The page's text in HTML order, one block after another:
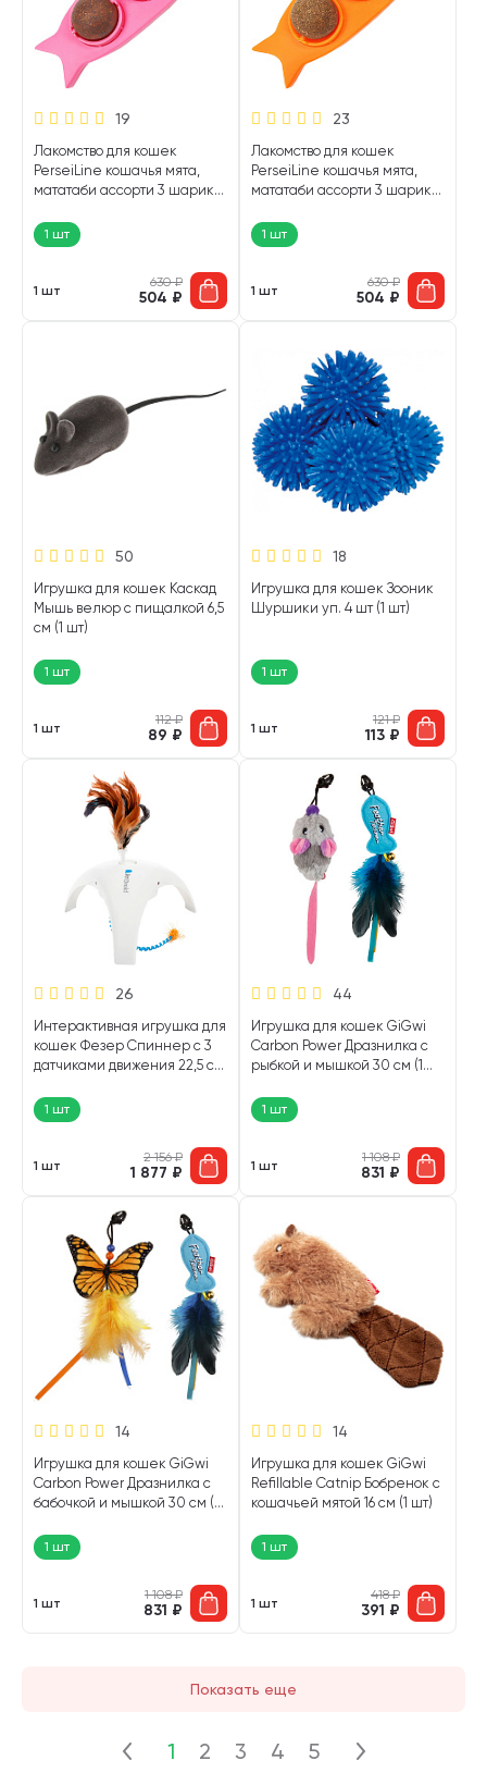
19
Лакомство для кошек
PerseiLine кошачья мята,
мататаби ассорти 3 шарика
1 шт
1 шт
630₽
504 ₽
23
Лакомство для кошек
PerseiLine кошачья мята,
мататаби ассорти 3 шарика
1 шт
1 шт
630₽
504 ₽
50
Игрушка для кошек Каскад
Мышь велюр с пищалкой 6,5
см (1 шт)
1 шт
1 шт
112₽
89 ₽
18
Игрушка для кошек Зооник
Шуршики уп. 4 шт (1 шт)
1 шт
1 шт
121₽
113 ₽
26
Интерактивная игрушка для
кошек Фезер Спиннер с 3
датчиками движения 22,5 см
1 шт
1 шт
2 156₽
1 877 ₽
44
Игрушка для кошек GiGwi
Carbon Power Дразнилка с
рыбкой и мышкой 30 см (1
1 шт
1 шт
1 108₽
831 ₽
14
Игрушка для кошек GiGwi
Carbon Power Дразнилка с
бабочкой и мышкой 30 см (1
1 шт
1 шт
1 108₽
831 ₽
14
Игрушка для кошек GiGwi
Refillable Catnip Бобренок с
кошачьей мятой 16 см (1 шт)
1 шт
1 шт
418₽
391 ₽
Показать еще
1 2 3 4 5